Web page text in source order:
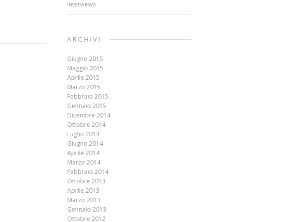
Interviews
ARCHIVI
Giugno 2015
Maggio 2015
Aprile 2015
Marzo 2015
Febbraio 2015
Gennaio 2015
Dicembre 2014
Ottobre 2014
Luglio 2014
Giugno 2014
Aprile 2014
Marzo 2014
Febbraio 2014
Ottobre 2013
Aprile 2013
Marzo 2013
Gennaio 2013
Ottobre 2012